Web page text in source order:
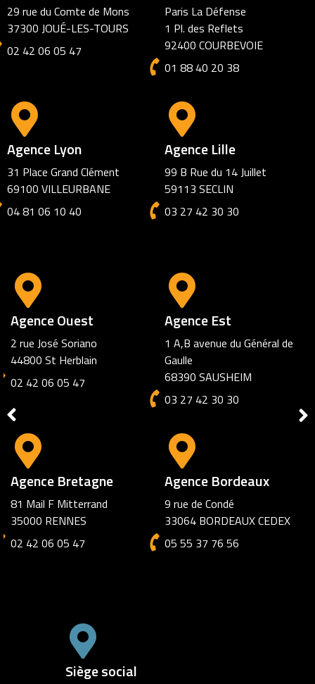
29 rue du Comte de Mons
37300 JOUÉ-LES-TOURS
02 42 06 05 47
Paris La Défense
1 Pl. des Reflets
92400 COURBEVOIE
01 88 40 20 38
Agence Lyon
31 Place Grand Clément
69100 VILLEURBANE
04 81 06 10 40
Agence Lille
99 B Rue du 14 Juillet
59113 SECLIN
03 27 42 30 30
Agence Ouest
2 rue José Soriano
44800 St Herblain
02 42 06 05 47
Agence Est
1 A,B avenue du Général de
Gaulle
68390 SAUSHEIM
03 27 42 30 30
Agence Bretagne
81 Mail F Mitterrand
35000 RENNES
02 42 06 05 47
Agence Bordeaux
9 rue de Condé
33064 BORDEAUX CEDEX
05 55 37 76 56
Siège social